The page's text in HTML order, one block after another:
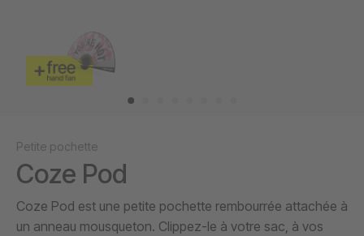
Petite pochette
Coze Pod
Coze Pod est une petite pochette rembourrée attachée à
un anneau mousqueton. Clippez-le à votre sac, à vos